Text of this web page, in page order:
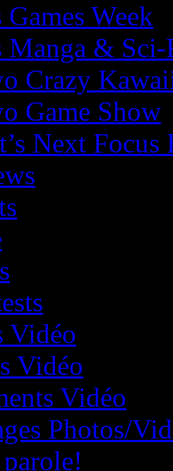
Games Week
Manga &
Crazy
Game Show
Next
Vidéo
Vidéo
Vidéo
Photos/